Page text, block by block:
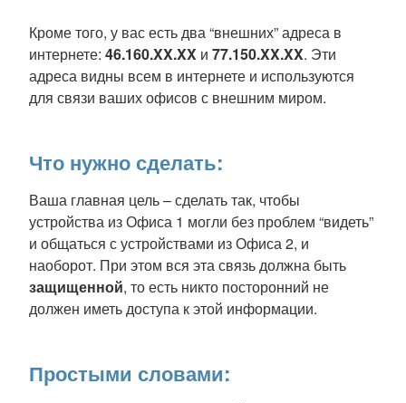
Кроме того, у вас есть два “внешних” адреса в
интернете: 46.160.XX.XX и 77.150.XX.XX. Эти
адреса видны всем в интернете и используются
для связи ваших офисов с внешним миром.
Что нужно сделать:
Ваша главная цель – сделать так, чтобы
устройства из Офиса 1 могли без проблем “видеть”
и общаться с устройствами из Офиса 2, и
наоборот. При этом вся эта связь должна быть
защищенной, то есть никто посторонний не
должен иметь доступа к этой информации.
Простыми словами: